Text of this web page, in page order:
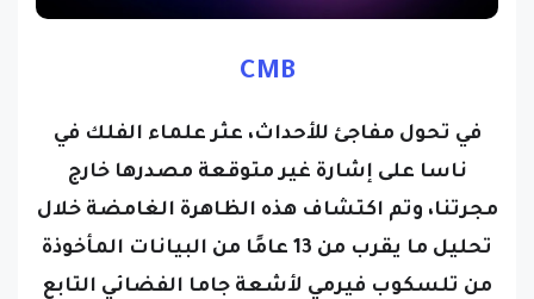
CMB
في تحول مفاجئ للأحداث، عثر علماء الفلك في
ناسا على إشارة غير متوقعة مصدرها خارج
مجرتنا، وتم اكتشاف هذه الظاهرة الغامضة خلال
تحليل ما يقرب من 13 عامًا من البيانات المأخوذة
من تلسكوب فيرمي لأشعة جاما الفضائي التابع